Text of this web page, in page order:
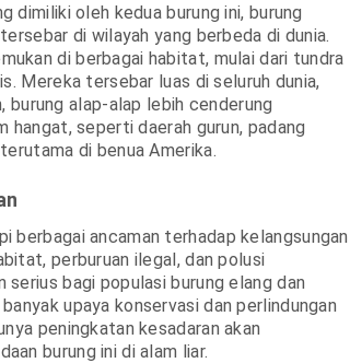
dimiliki oleh kedua burung ini, burung
di wilayah yang berbeda di dunia.
di berbagai habitat, mulai dari tundra
Mereka tersebar luas di seluruh dunia,
burung alap-alap lebih cenderung
hangat, seperti daerah gurun, padang
di benua Amerika.
berbagai ancaman terhadap kelangsungan
perburuan ilegal, dan polusi
serius bagi populasi burung elang dan
upaya konservasi dan perlindungan
peningkatan kesadaran akan
burung ini di alam liar.